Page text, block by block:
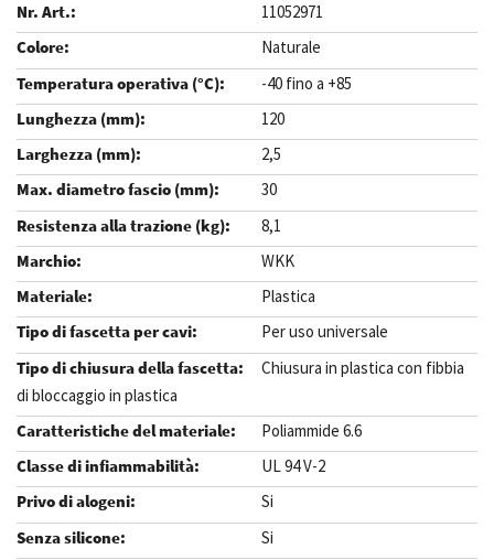
11052971
Naturale
-40 fino a +85
120
2,5
30
8,1
WKK
Plastica
Per uso universale
Chiusura in plastica con fibbia
di bloccaggio in plastica
Poliammide 6.6
UL 94 V-2
Si
Si